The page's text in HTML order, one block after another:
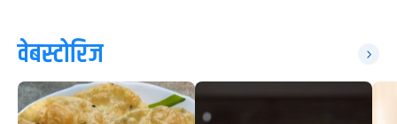
वेबस्टोरिज